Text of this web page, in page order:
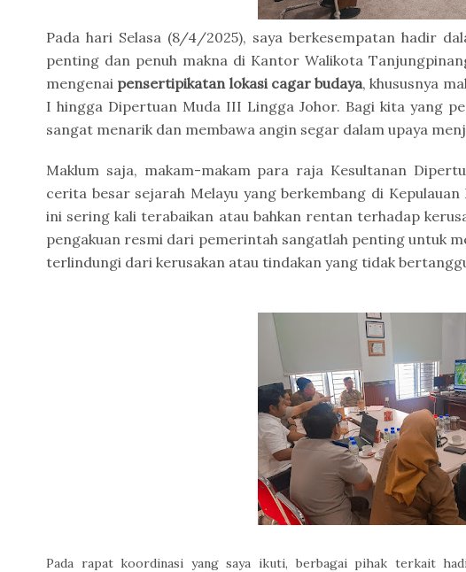
Pada hari Selasa (8/4/2025), saya berkesempatan hadir
penting dan penuh makna di Kantor Walikota
mengenai pensertipikatan lokasi cagar budaya, khususnya
I hingga Dipertuan Muda III Lingga Johor. Bagi kita yang
sangat menarik dan membawa angin segar dalam upaya
Maklum saja, makam-makam para raja Kesultanan
cerita besar sejarah Melayu yang berkembang di
ini sering kali terabaikan atau bahkan rentan terhadap
pengakuan resmi dari pemerintah sangatlah penting untuk
terlindungi dari kerusakan atau tindakan yang tidak
Pada rapat koordinasi yang saya ikuti, berbagai pihak terkait